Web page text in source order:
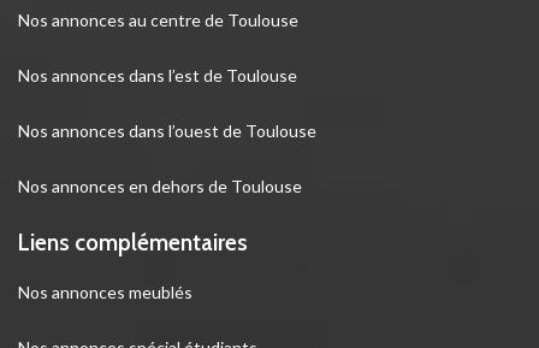
Nos annonces au centre de Toulouse
Nos annonces dans l’est de Toulouse
Nos annonces dans l’ouest de Toulouse
Nos annonces en dehors de Toulouse
Liens complémentaires
Nos annonces meublés